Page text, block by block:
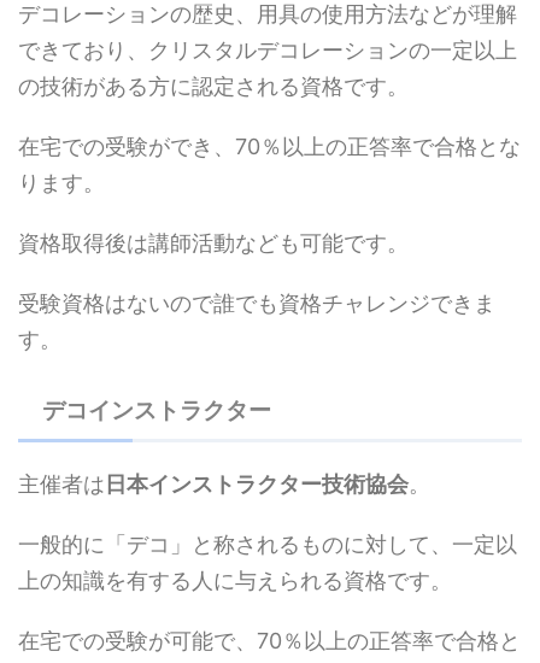
デコレーションの歴史、用具の使用方法などが理解
できており、クリスタルデコレーションの一定以上
の技術がある方に認定される資格です。
在宅での受験ができ、70％以上の正答率で合格とな
ります。
資格取得後は講師活動なども可能です。
受験資格はないので誰でも資格チャレンジできま
す。
デコインストラクター
主催者は 日本インストラクター技術協会。
一般的に「デコ」と称されるものに対して、一定以
上の知識を有する人に与えられる資格です。
在宅での受験が可能で、70％以上の正答率で合格と